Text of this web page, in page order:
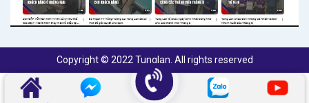
Copyright © 2022 Tunglan. All rights reserved